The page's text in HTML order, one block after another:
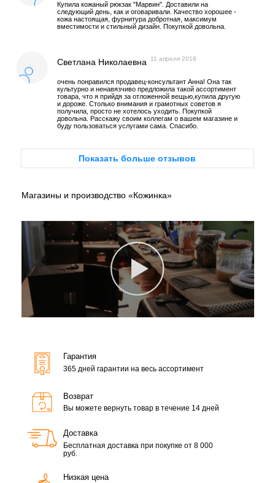
Купила кожаный рюкзак "Марвин". Доставили на
следующий день, как и оговаривали. Качество хорошее -
кожа настоящая, фурнитура добротная, максимум
вместимости и стильный дизайн. Покупкой довольна.
Светлана Николаевна 11 апреля 2018
очень понравился продавец-консультант Анна! Она так
культурно и ненавязчиво предложила такой ассортимент
товара, что я прийдя за отложенной вещью,купила другую
и дороже. Столько внимания и грамотных советов я
получила, просто не хотелось уходить. Покупкой
довольна. Расскажу своим коллегам о вашем магазине и
буду пользоваться услугами сама. Спасибо.
Показать больше отзывов
Магазины и производство «Кожинка»
Гарантия
365 дней гарантии на весь ассортимент
Возврат
Вы можете вернуть товар в течение 14 дней
Доставка
Бесплатная доставка при покупке от 8 000
руб.
Низкая цена